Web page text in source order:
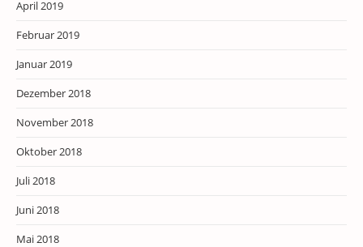
April 2019
Februar 2019
Januar 2019
Dezember 2018
November 2018
Oktober 2018
Juli 2018
Juni 2018
Mai 2018